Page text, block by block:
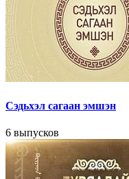
Сэдьхэл сагаан эмшэн
6 выпусков